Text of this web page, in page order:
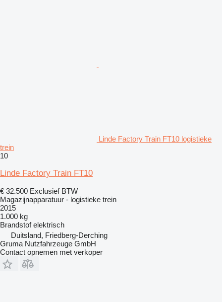
Linde Factory Train FT10 logistieke
trein
10
Linde Factory Train FT10
€ 32.500 Exclusief BTW
Magazijnapparatuur - logistieke trein
2015
1.000 kg
Brandstof elektrisch
Duitsland, Friedberg-Derching
Gruma Nutzfahrzeuge GmbH
Contact opnemen met verkoper